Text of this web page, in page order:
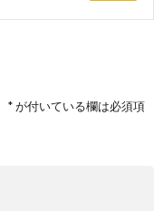
*が付いている欄は必須項